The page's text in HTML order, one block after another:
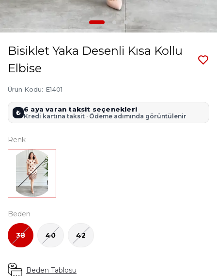
Bisiklet Yaka Desenli Kısa Kollu
Elbise
Ürün Kodu: E1401
₺ 6 aya varan taksit seçenekleri
Kredi kartına taksit · Ödeme adımında görüntülenir
Renk
Beden
38 40 42
Beden Tablosu